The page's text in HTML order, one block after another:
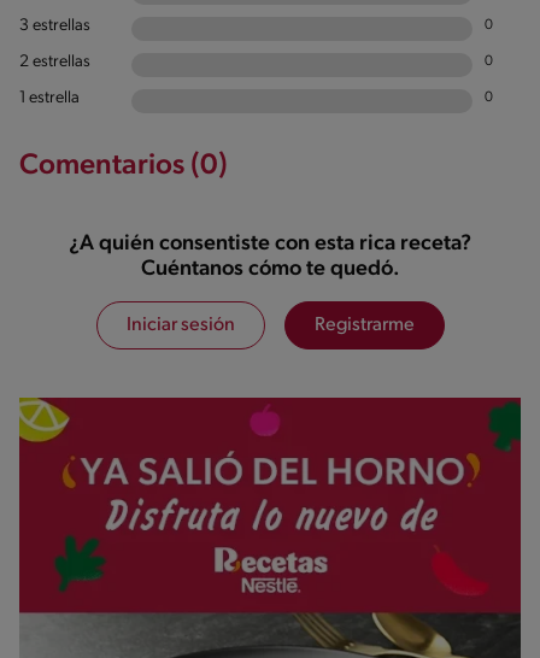
3 estrellas 0
2 estrellas 0
1 estrella 0
Comentarios (0)
¿A quién consentiste con esta rica receta?
Cuéntanos cómo te quedó.
Iniciar sesión Registrarme